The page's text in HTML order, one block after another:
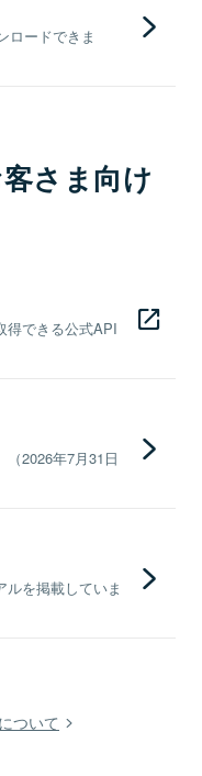
ロードできま
さま向け
得できる公式API
2026年7月31日
を掲載していま
ついて